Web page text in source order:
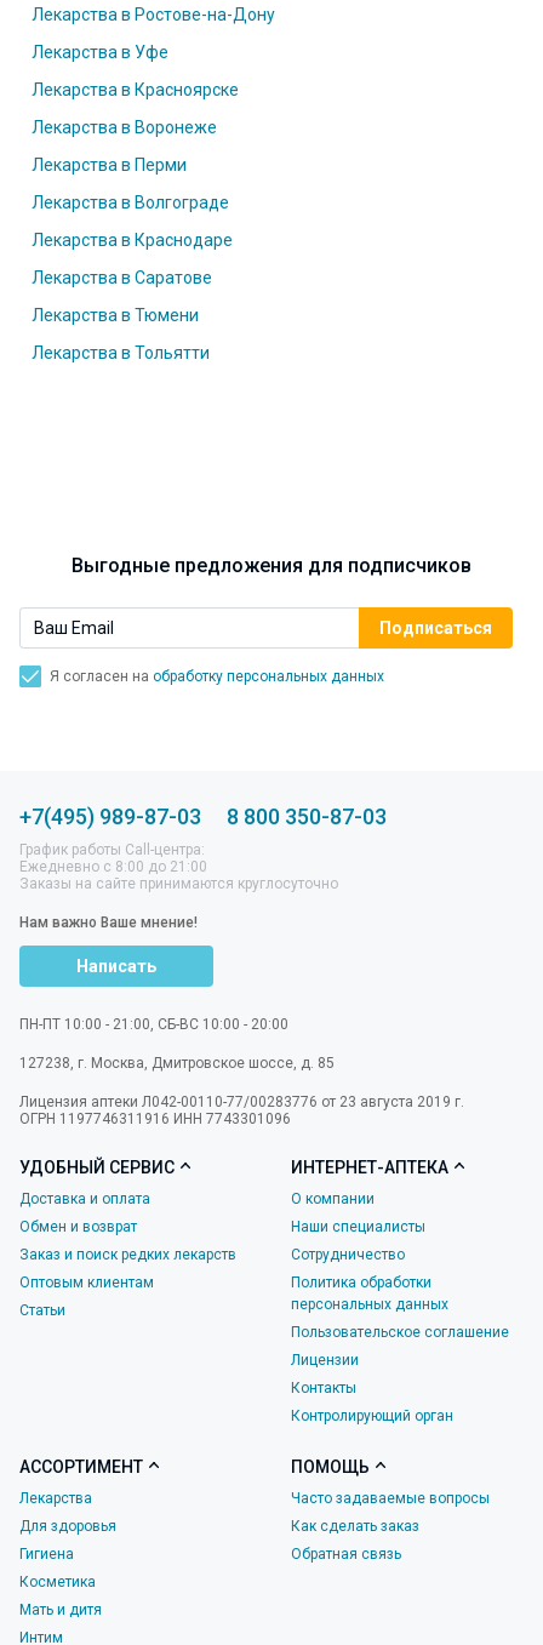
Лекарства в Ростове-на-Дону
Лекарства в Уфе
Лекарства в Красноярске
Лекарства в Воронеже
Лекарства в Перми
Лекарства в Волгограде
Лекарства в Краснодаре
Лекарства в Саратове
Лекарства в Тюмени
Лекарства в Тольятти
Выгодные предложения для подписчиков
Я согласен на обработку персональных данных
+7(495) 989-87-03 8 800 350-87-03
График работы Call-центра:
Ежедневно с 8:00 до 21:00
Заказы на сайте принимаются круглосуточно
Нам важно Ваше мнение!
Написать
ПН-ПТ 10:00 - 21:00, СБ-ВС 10:00 - 20:00
127238, г. Москва, Дмитровское шоссе, д. 85
Лицензия аптеки Л042-00110-77/00283776 от 23 августа 2019 г.
ОГРН 1197746311916 ИНН 7743301096
УДОБНЫЙ СЕРВИС
Доставка и оплата
Обмен и возврат
Заказ и поиск редких лекарств
Оптовым клиентам
Статьи
ИНТЕРНЕТ-АПТЕКА
О компании
Наши специалисты
Сотрудничество
Политика обработки
персональных данных
Пользовательское соглашение
Лицензии
Контакты
Контролирующий орган
АССОРТИМЕНТ
Лекарства
Для здоровья
Гигиена
Косметика
Мать и дитя
Интим
ПОМОЩЬ
Часто задаваемые вопросы
Как сделать заказ
Обратная связь